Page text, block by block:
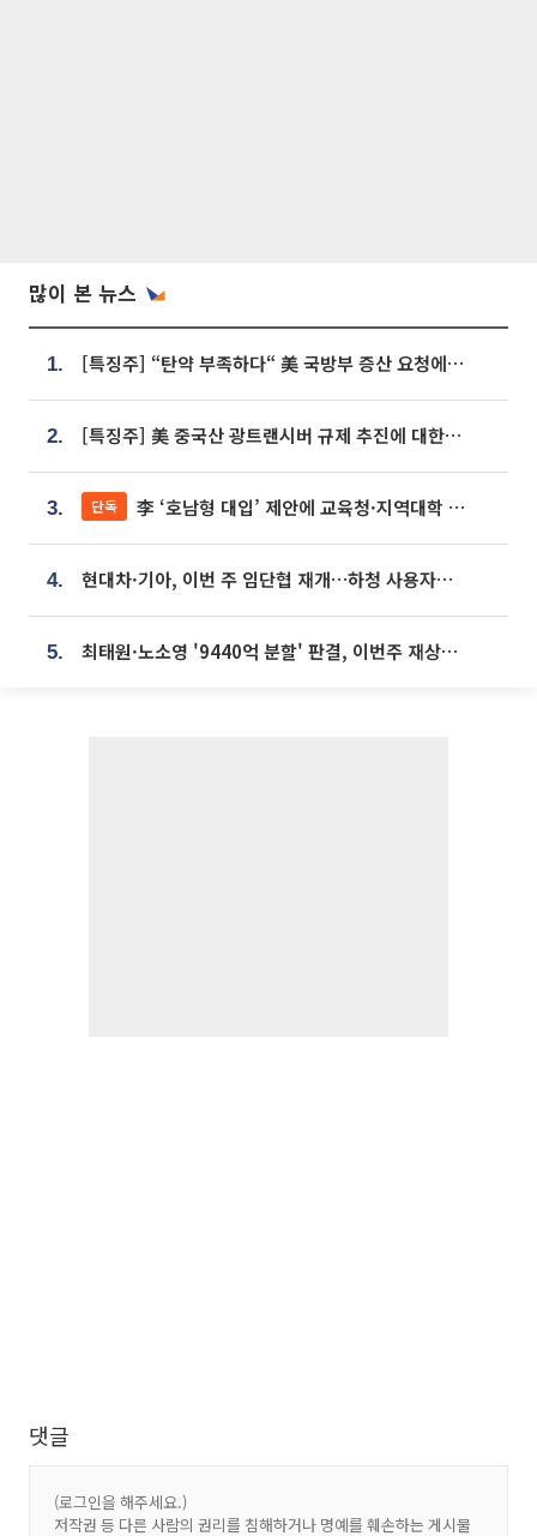
많이 본 뉴스
1. [특징주] “탄약 부족하다“ 美 국방부 증산 요청에⋯국내 방산주 급등세
2. [특징주] 美 중국산 광트랜시버 규제 추진에 대한광통신 등 광통신株 강세
3. 단독 李 ‘호남형 대입’ 제안에 교육청·지역대학 서·논술형 입시 연계 '착수'
4. 현대차·기아, 이번 주 임단협 재개…하청 사용자성 재심도 ‘변수’
5. 최태원·노소영 '9440억 분할' 판결, 이번주 재상고 여부 주목
댓글